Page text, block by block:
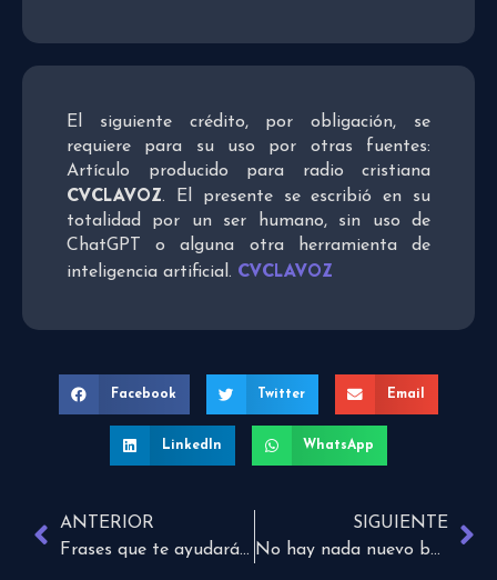
El siguiente crédito, por obligación, se
requiere para su uso por otras fuentes:
Artículo producido para radio cristiana
CVCLAVOZ. El presente se escribió en su
totalidad por un ser humano, sin uso de
ChatGPT o alguna otra herramienta de
inteligencia artificial. CVCLAVOZ
Facebook Twitter Email
LinkedIn WhatsApp
ANTERIOR
Frases que te ayudarán a superar el duelo
SIGUIENTE
No hay nada nuevo bajo el sol